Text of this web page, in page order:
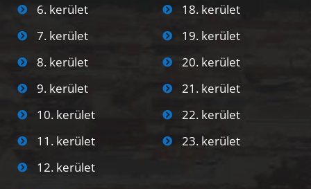
6. kerület
7. kerület
8. kerület
9. kerület
10. kerület
11. kerület
12. kerület
18. kerület
19. kerület
20. kerület
21. kerület
22. kerület
23. kerület